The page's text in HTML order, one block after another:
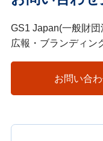
GS1 Japan(一般財
広報・ブランディン
お問い合